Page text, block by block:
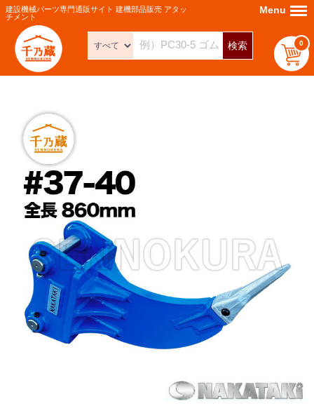
建設機械パーツ専門通販サイト 建機部品販売 アタッ
チメント
検索 0
Menu Menu